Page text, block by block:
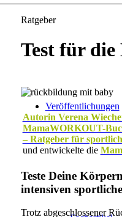
Veröffentlichungen
Ratgeber
Test für
Autorin Verena
MamaWORKOUT-
– Ratgeber für
und entwickelte die
Teste Deine
intensiven
Trotz abgeschlossener